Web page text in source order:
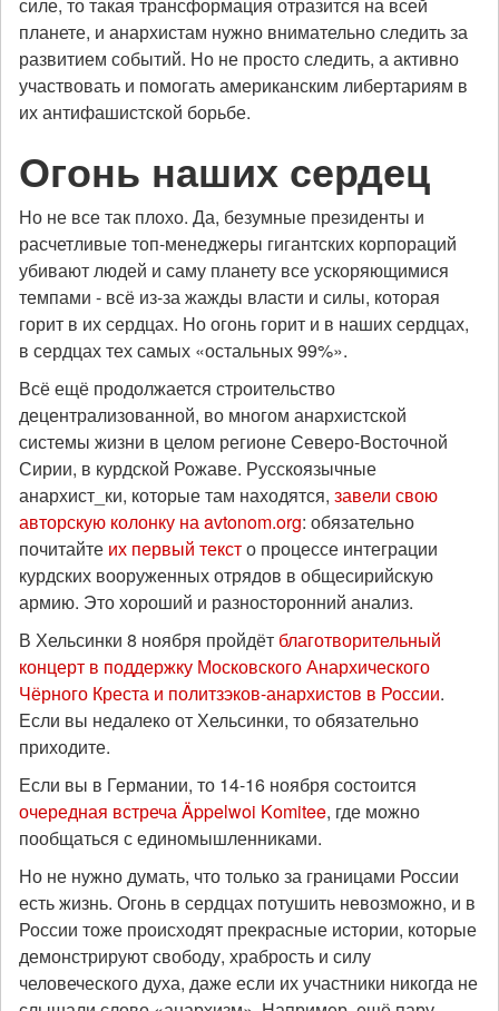
планете, и анархистам нужно внимательно следить за
развитием событий. Но не просто следить, а активно
участвовать и помогать американским либертариям в
их антифашистской борьбе.
Огонь наших сердец
Но не все так плохо. Да, безумные президенты и
расчетливые топ-менеджеры гигантских корпораций
убивают людей и саму планету все ускоряющимися
темпами - всё из-за жажды власти и силы, которая
горит в их сердцах. Но огонь горит и в наших сердцах,
в сердцах тех самых «остальных 99%».
Всё ещё продолжается строительство
децентрализованной, во многом анархистской
системы жизни в целом регионе Северо-Восточной
Сирии, в курдской Рожаве. Русскоязычные
анархист_ки, которые там находятся, завели свою
авторскую колонку на avtonom.org: обязательно
почитайте их первый тексто процессе интеграции
курдских вооруженных отрядов в общесирийскую
армию. Это хороший и разносторонний анализ.
В Хельсинки 8 ноября пройдёт благотворительный
концерт в поддержку Московского Анархического
Чёрного Креста и политзэков-анархистов в России.
Если вы недалеко от Хельсинки, то обязательно
приходите.
Если вы в Германии, то 14-16 ноября состоится
очередная встреча Äppelwoi Komitee, где можно
пообщаться с единомышленниками.
Но не нужно думать, что только за границами России
есть жизнь. Огонь в сердцах потушить невозможно, и в
России тоже происходят прекрасные истории, которые
демонстрируют свободу, храбрость и силу
человеческого духа, даже если их участники никогда не